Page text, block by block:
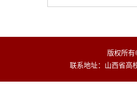
版权所
联系地址：山西省高